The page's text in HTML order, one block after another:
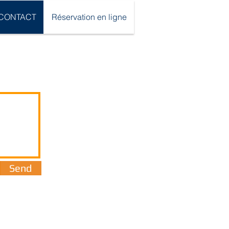
Réservation en ligne
Send